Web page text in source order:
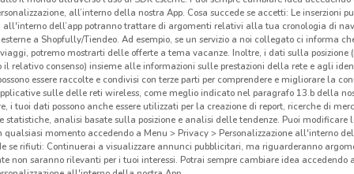
NUOVO
Crai
Scade il 19/08 20.8 km
Toys Center
Scade il 31/12 5.2 km
all’interno della nostra App. Cosa succede se accetti: Le inserzioni
all'interno dell’app potranno trattare di argomenti relativi alla tua cronologia di
a Shopfully/Tiendeo. Ad esempio, se un servizio a noi collegato ci informa
potremo mostrarti delle offerte a tema vacanze. Inoltre, i dati sulla posizione
il relativo consenso) insieme alle informazioni sulle prestazioni della rete e agli
essere raccolte e condivisi con terze parti per comprendere e migliorare la
sulle delle reti wireless, come meglio indicato nel paragrafo 13.b della
i tuoi dati possono anche essere utilizzati per la creazione di report, ricerche di
statistiche, analisi basate sulla posizione e analisi delle tendenze. Puoi modificare
qualsiasi momento accedendo a Menu > Privacy > Personalizzazione all'interno
se rifiuti: Continuerai a visualizzare annunci pubblicitari, ma riguarderanno
non saranno rilevanti per i tuoi interessi. Potrai sempre cambiare idea accedendo